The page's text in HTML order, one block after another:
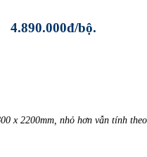
bộ.
x 2200mm, nhỏ hơn vẫn tính theo